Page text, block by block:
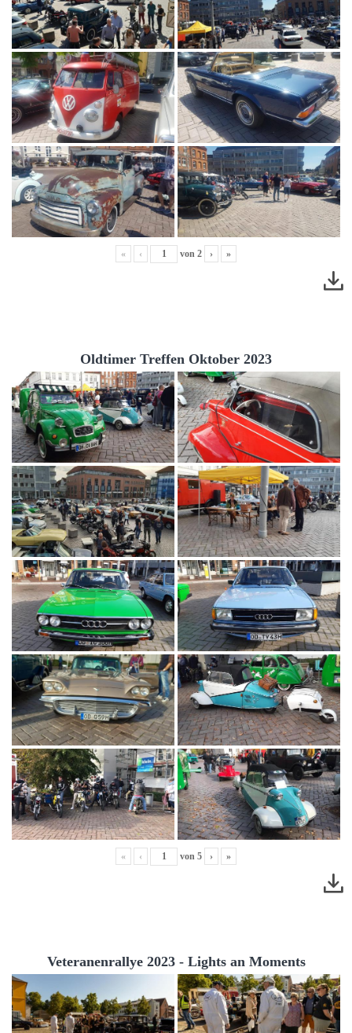
« ‹ von 2 › »
Oldtimer Treffen Oktober 2023
« ‹ von 5 › »
Veteranenrallye 2023 - Lights an Moments